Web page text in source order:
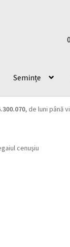
Semințe
, de luni până
cenuşiu